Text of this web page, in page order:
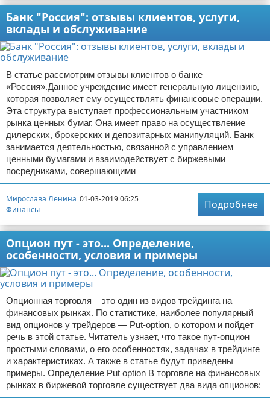
Банк "Россия": отзывы клиентов, услуги,
вклады и обслуживание
В статье рассмотрим отзывы клиентов о банке
«Россия».Данное учреждение имеет генеральную лицензию,
которая позволяет ему осуществлять финансовые операции.
Эта структура выступает профессиональным участником
рынка ценных бумаг. Она имеет право на осуществление
дилерских, брокерских и депозитарных манипуляций. Банк
занимается деятельностью, связанной с управлением
ценными бумагами и взаимодействует с биржевыми
посредниками, совершающими
Мирослава Ленина 01-03-2019 06:25
Финансы
Подробнее
Опцион пут - это... Определение,
особенности, условия и примеры
Опционная торговля – это один из видов трейдинга на
финансовых рынках. По статистике, наиболее популярный
вид опционов у трейдеров — Put-option, о котором и пойдет
речь в этой статье. Читатель узнает, что такое пут-опцион
простыми словами, о его особенностях, задачах в трейдинге
и характеристиках. А также в статье будут приведены
примеры. Определение Put option В торговле на финансовых
рынках в биржевой торговле существует два вида опционов: